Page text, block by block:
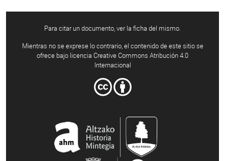
Para citar un documento, ver la ficha del mismo.
Mientras no se exprese lo contrario, el contenido de este sitio se
ofrece bajo licencia Creative Commons Atribución 4.0
Internacional